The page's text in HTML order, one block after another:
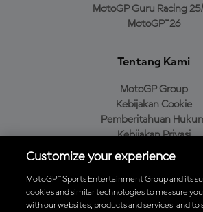
MotoGP Guru Racing
MotoGP™26
Tentang Kami
MotoGP Group
Kebijakan Cookie
Pemberitahuan
Kebijakan Privasi
Kebijakan Pembelian
Unduh Aplikasi Resmi
Customize your experience
MotoGP™ Sports Entertainment Group and its
cookies and similar technologies to measure
with our websites, products and services, and to